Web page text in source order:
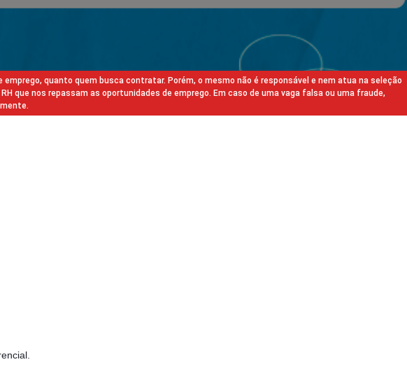
quanto quem busca contratar. Porém, o mesmo não é responsável e nem atua na seleção
que nos repassam as oportunidades de emprego. Em caso de uma vaga falsa ou uma fraude,